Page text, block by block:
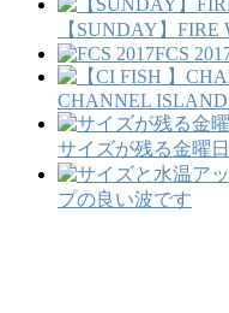
【SUNDAY】
FCS
CHANNEL
サイズが残る金曜
プの良い波です